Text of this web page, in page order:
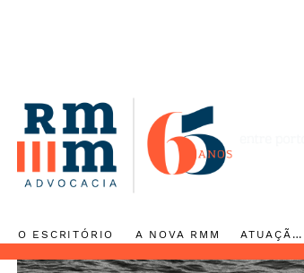
O ESCRITÓRIO A NOVA RMM ATUAÇÃO